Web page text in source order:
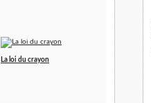
La loi du crayon